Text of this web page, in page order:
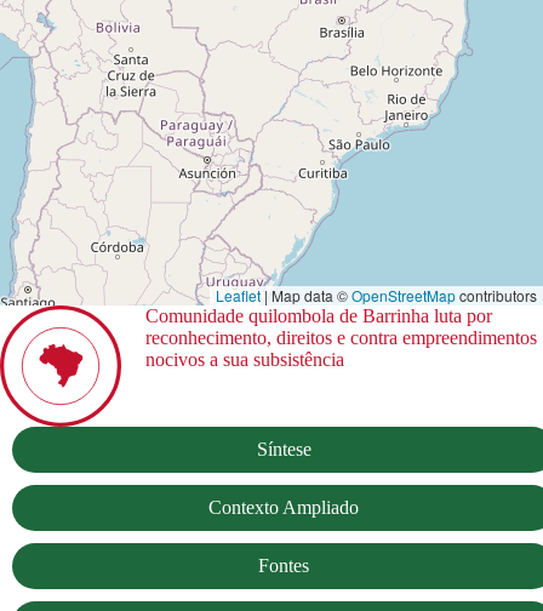
Leaflet | Map data ©OpenStreetMapcontributors
Comunidade quilombola de Barrinha luta por
reconhecimento, direitos e contra empreendimentos
nocivos a sua subsistência
Síntese
Contexto Ampliado
Fontes